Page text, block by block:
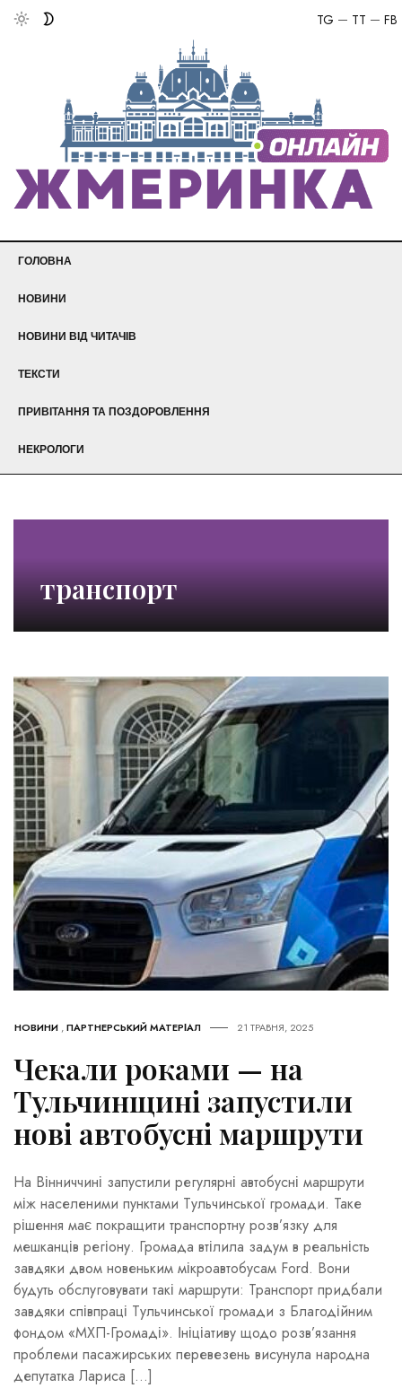
FB
TT
TG
ГОЛОВНА
НОВИНИ
НОВИНИ ВІД ЧИТАЧІВ
ТЕКСТИ
ПРИВІТАННЯ ТА ПОЗДОРОВЛЕННЯ
НЕКРОЛОГИ
транспорт
НОВИНИ ,ПАРТНЕРСЬКИЙ МАТЕРІАЛ 21 ТРАВНЯ, 2025
Чекали роками — на
Тульчинщині запустили
нові автобусні маршрути
На Вінниччині запустили регулярні автобусні маршрути
між населеними пунктами Тульчинської громади. Таке
рішення має покращити транспортну розв’язку для
мешканців регіону. Громада втілила задум в реальність
завдяки двом новеньким мікроавтобусам Ford. Вони
будуть обслуговувати такі маршрути: Транспорт придбали
завдяки співпраці Тульчинської громади з Благодійним
фондом «МХП-Громаді». Ініціативу щодо розв’язання
проблеми пасажирських перевезень висунула народна
депутатка Лариса […]